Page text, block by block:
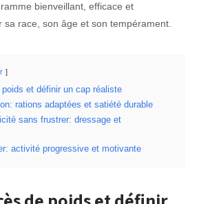
bienveillant, efficace et
race, son âge et son tempérament.
poids et définir un cap réaliste
rations adaptées et satiété durable
sans frustrer: dressage et
activité progressive et motivante